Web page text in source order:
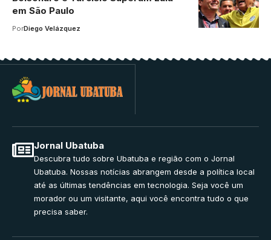
em São Paulo
PorDiego Velázquez
Jornal Ubatuba
Descubra tudo sobre Ubatuba e região com o Jornal
Ubatuba. Nossas notícias abrangem desde a política local
até as últimas tendências em tecnologia. Seja você um
morador ou um visitante, aqui você encontra tudo o que
precisa saber.